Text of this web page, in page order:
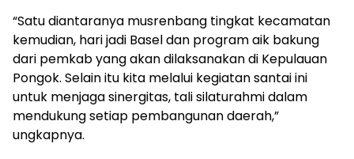
“Satu diantaranya musrenbang tingkat kecamatan
kemudian, hari jadi Basel dan program aik bakung
dari pemkab yang akan dilaksanakan di Kepulauan
Pongok. Selain itu kita melalui kegiatan santai ini
untuk menjaga sinergitas, tali silaturahmi dalam
mendukung setiap pembangunan daerah,”
ungkapnya.